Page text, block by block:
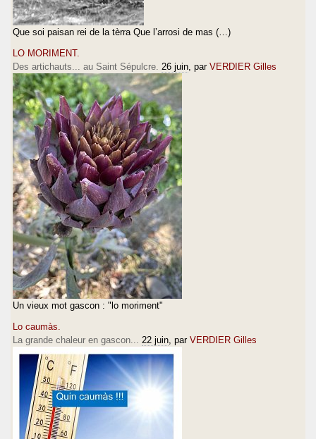
Que soi paisan rei de la tèrra Que l’arrosi de mas (…)
LO MORIMENT.
Des artichauts... au Saint Sépulcre. 26 juin , par VERDIER Gilles
Un vieux mot gascon : "lo moriment"
Lo caumàs.
La grande chaleur en gascon...
22 juin , par VERDIER Gilles